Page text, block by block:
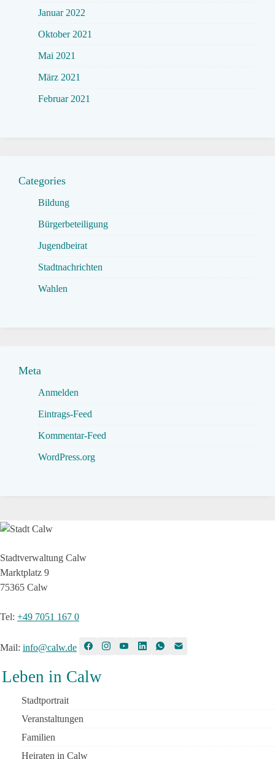
Januar 2022
Oktober 2021
Mai 2021
März 2021
Februar 2021
Categories
Bildung
Bürgerbeteiligung
Jugendbeirat
Stadtnachrichten
Wahlen
Meta
Anmelden
Eintrags-Feed
Kommentar-Feed
WordPress.org
Stadtverwaltung Calw
Marktplatz 9
75365 Calw
Tel: +49 7051 167 0
Mail: info@calw.de
Leben in Calw
Stadtportrait
Veranstaltungen
Familien
Heiraten in Calw